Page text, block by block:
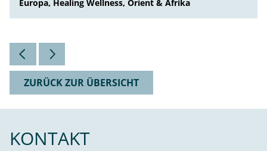
Europa, Healing Wellness, Orient & Afrika
ZURÜCK ZUR ÜBERSICHT
KONTAKT